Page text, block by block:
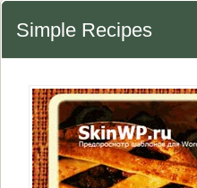
Simple Recipes